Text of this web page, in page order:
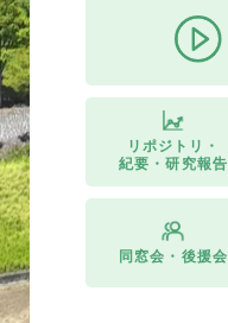
リポジトリ・
紀要・研究報告
同窓会・後援会